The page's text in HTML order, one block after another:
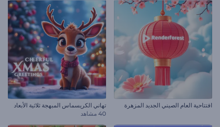
افتتاحية العام الصيني الجديد المزهرة
تهاني الكريسماس المبهجة ثلاثية الأبعاد
40 مشاهد